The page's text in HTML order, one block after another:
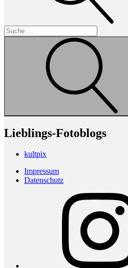
Lieblings-Fotoblogs
kultpix
Impressum
Datenschutz